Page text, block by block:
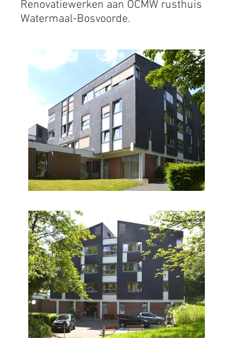
Renovatiewerken aan OCMW rusthuis
Watermaal-Bosvoorde.